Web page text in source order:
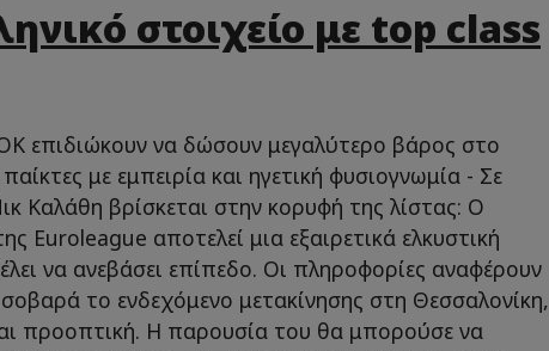
στοιχείο με top class
επιδιώκουν να δώσουν μεγαλύτερο βάρος στο
με εμπειρία και ηγετική φυσιογνωμία - Σε
Καλάθη βρίσκεται στην κορυφή της λίστας: Ο
Euroleague αποτελεί μια εξαιρετικά ελκυστική
να ανεβάσει επίπεδο. Οι πληροφορίες αναφέρουν
το ενδεχόμενο μετακίνησης στη Θεσσαλονίκη,
προοπτική. Η παρουσία του θα μπορούσε να